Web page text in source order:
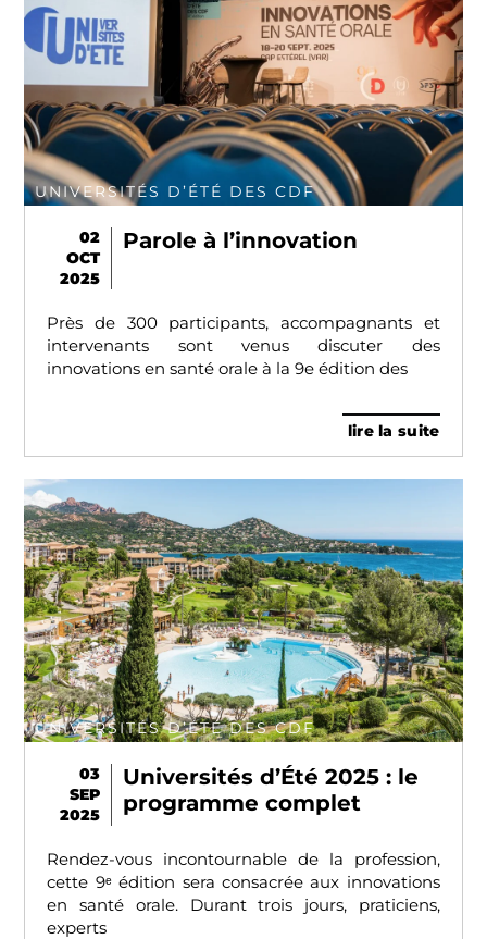
UNIVERSITÉS D’ÉTÉ DES CDF
02
OCT
2025
Parole à l’innovation
Près de 300 participants, accompagnants et
intervenants sont venus discuter des
innovations en santé orale à la 9e édition des
lire la suite
UNIVERSITÉS D’ÉTÉ DES CDF
03
SEP
2025
Universités d’Été 2025 : le
programme complet
Rendez-vous incontournable de la profession,
cette 9ᵉ édition sera consacrée aux innovations
en santé orale. Durant trois jours, praticiens,
experts